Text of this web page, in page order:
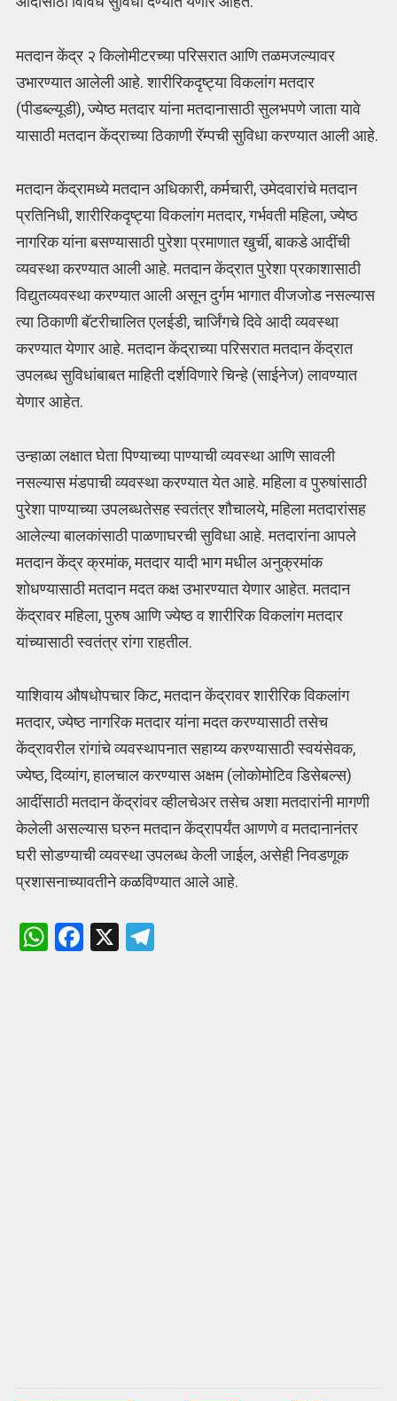
मतदान केंद्र २ किलोमीटरच्या परिसरात आणि तळमजल्यावर
उभारण्यात आलेली आहे. शारीरिकदृष्ट्या विकलांग मतदार
(पीडब्ल्यूडी), ज्येष्ठ मतदार यांना मतदानासाठी सुलभपणे जाता यावे
यासाठी मतदान केंद्राच्या ठिकाणी रॅम्पची सुविधा करण्यात आली आहे.
मतदान केंद्रामध्ये मतदान अधिकारी, कर्मचारी, उमेदवारांचे मतदान
प्रतिनिधी, शारीरिकदृष्ट्या विकलांग मतदार, गर्भवती महिला, ज्येष्ठ
नागरिक यांना बसण्यासाठी पुरेशा प्रमाणात खुर्ची, बाकडे आदींची
व्यवस्था करण्यात आली आहे. मतदान केंद्रात पुरेशा प्रकाशासाठी
विद्युतव्यवस्था करण्यात आली असून दुर्गम भागात वीजजोड नसल्यास
त्या ठिकाणी बॅटरीचालित एलईडी, चार्जिंगचे दिवे आदी व्यवस्था
करण्यात येणार आहे. मतदान केंद्राच्या परिसरात मतदान केंद्रात
उपलब्ध सुविधांबाबत माहिती दर्शविणारे चिन्हे (साईनेज) लावण्यात
येणार आहेत.
उन्हाळा लक्षात घेता पिण्‍याच्या पाण्याची व्यवस्था आणि सावली
नसल्यास मंडपाची व्यवस्था करण्यात येत आहे. महिला व पुरुषांसाठी
पुरेशा पाण्याच्या उपलब्धतेसह स्वतंत्र शौचालये, महिला मतदारांसह
आलेल्या बालकांसाठी पाळणाघरची सुविधा आहे. मतदारांना आपले
मतदान केंद्र क्रमांक, मतदार यादी भाग मधील अनुक्रमांक
शोधण्यासाठी मतदान मदत कक्ष उभारण्यात येणार आहेत. मतदान
केंद्रावर महिला, पुरुष आणि ज्येष्ठ व शारीरिक विकलांग मतदार
यांच्यासाठी स्वतंत्र रांगा राहतील.
याशिवाय औषधोपचार किट, मतदान केंद्रावर शारीरिक विकलांग
मतदार, ज्येष्ठ नागरिक मतदार यांना मदत करण्यासाठी तसेच
केंद्रावरील रांगांचे व्यवस्थापनात सहाय्य करण्यासाठी स्वयंसेवक,
ज्येष्ठ, दिव्यांग, हालचाल करण्यास अक्षम (लोकोमोटिव डिसेबल्स)
आदींसाठी मतदान केंद्रांवर व्हीलचेअर तसेच अशा मतदारांनी मागणी
केलेली असल्यास घरुन मतदान केंद्रापर्यंत आणणे व मतदानानंतर
घरी सोडण्याची व्यवस्था उपलब्ध केली जाईल, असेही निवडणूक‍
प्रशासनाच्यावतीने कळविण्यात आले आहे.
W F X T